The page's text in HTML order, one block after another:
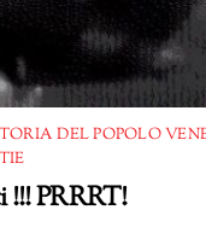
DEL POPOLO
PRRRT!